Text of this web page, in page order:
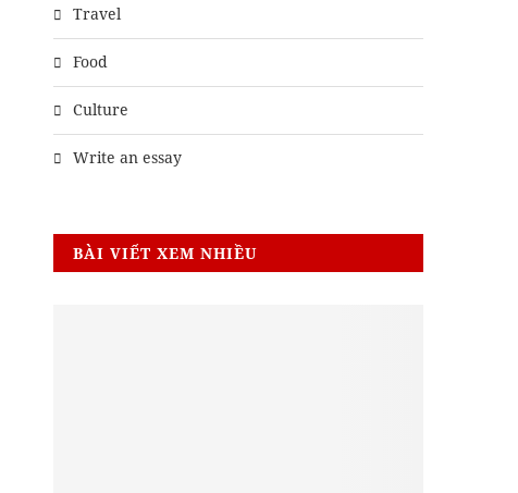
Travel
Food
Culture
Write an essay
BÀI VIẾT XEM NHIỀU